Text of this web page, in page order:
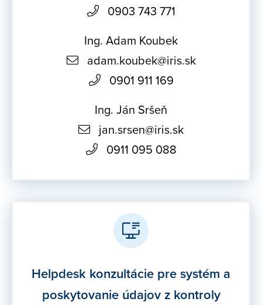
0903 743 771
Ing. Adam Koubek
adam.koubek@iris.sk
0901 911 169
Ing. Ján Sršeň
jan.srsen@iris.sk
0911 095 088
Helpdesk konzultácie pre systém a
poskytovanie údajov z kontroly